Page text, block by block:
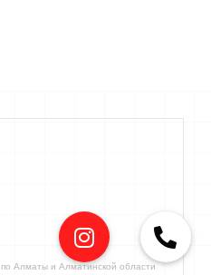
Алматы и Алматинской области